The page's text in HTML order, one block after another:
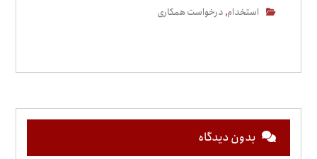
استخدام,درخواست همکاری
بدون دیدگاه